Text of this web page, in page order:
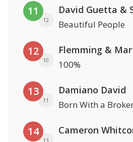
11
12
David Guetta &
Beautiful People
12
10
Flemming &
100%
13
11
Damiano David
Born With a
14
13
Cameron